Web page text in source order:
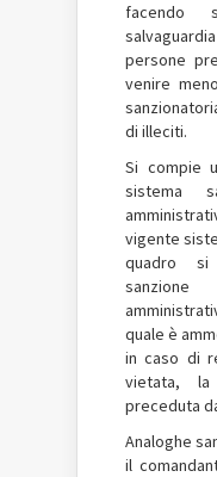
facendo
persone
venire
di illeciti.
Si compie
sistema
vigente
quadro
quale è
in caso di
vietata,
preceduta
Analoghe
il